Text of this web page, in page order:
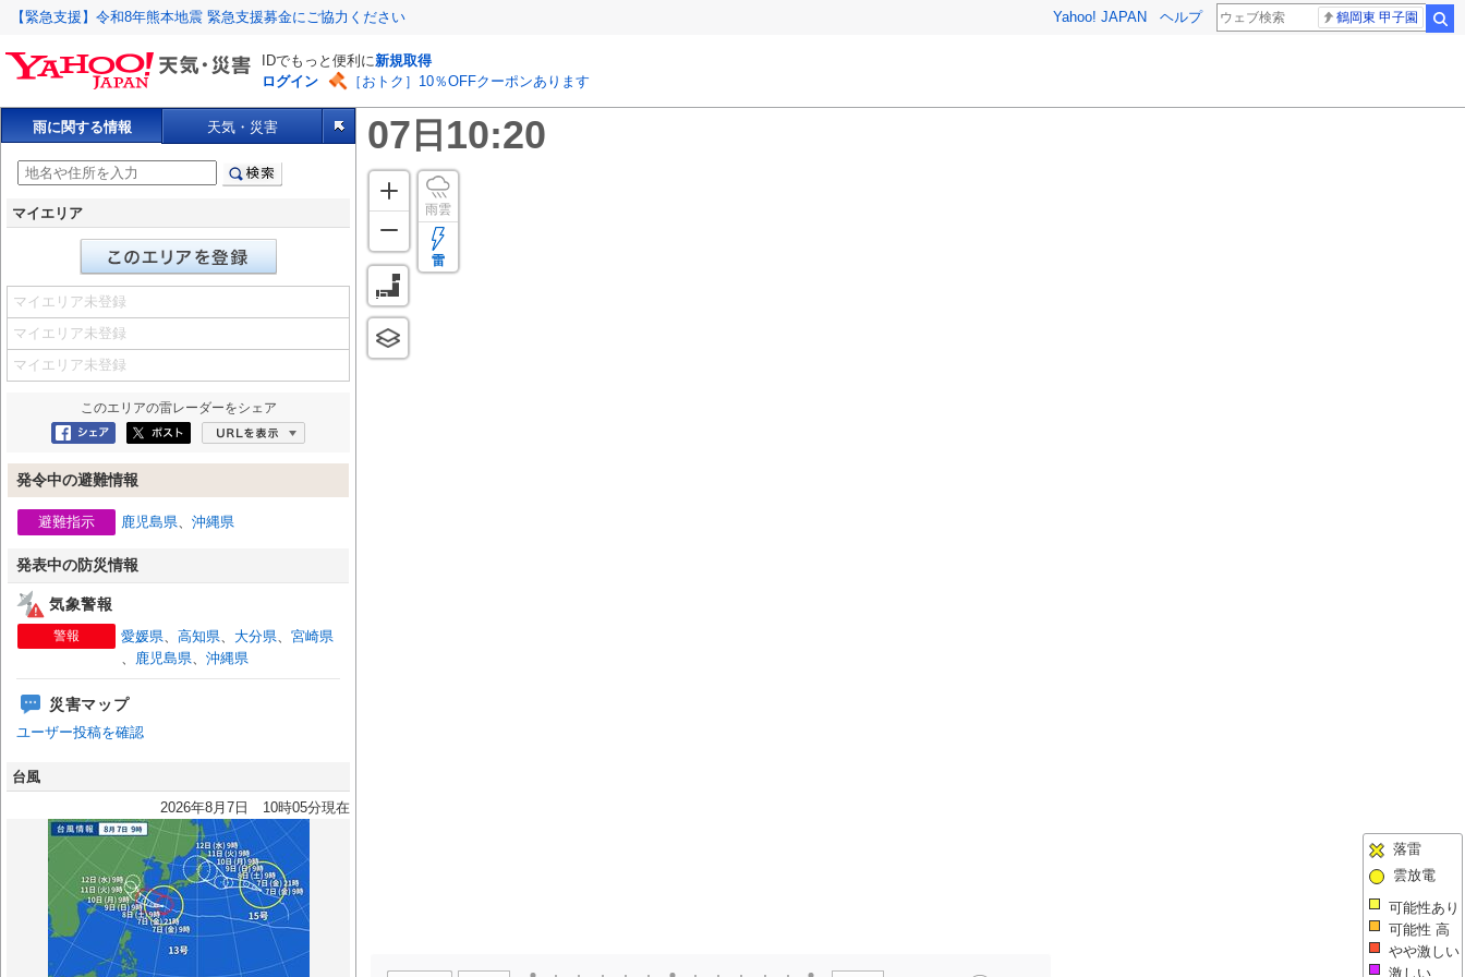
【緊急支援】令和8年熊本地震 緊急支援募金にご協力ください Yahoo! JAPAN ヘルプ 鶴岡東 甲子園
IDでもっと便利に新規取得
ログイン
［おトク］10％OFFクーポンあります
雨に関する情報 天気・災害
マイエリア
マイエリア未登録
マイエリア未登録
マイエリア未登録
このエリアの雷レーダーをシェア
Facebookにシェア
ポスト
発令中の避難情報
避難指示 鹿児島県、 沖縄県
発表中の防災情報
気象警報
警報 愛媛県、 高知県、 大分県、 宮崎県
、 鹿児島県、 沖縄県
災害マップ
ユーザー投稿を確認
台風
2026年8月7日 10時05分現在
雨雲
雷
07 日 10:20
落雷
雲放電
可能性あり
可能性 高
やや激しい
激しい